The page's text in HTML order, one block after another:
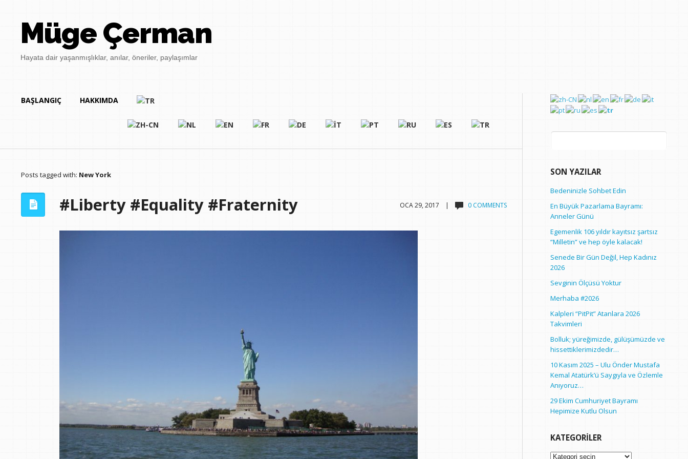
Müge Çerman
Hayata dair yaşanmışlıklar, anılar, öneriler, paylaşımlar
BAŞLANGIÇ HAKKIMDA
Posts tagged with: New York
OCA 29, 2017 | 0 COMMENTS
#Liberty #Equality #Fraternity
Arama:
SON YAZILAR
Bedeninizle Sohbet Edin
En Büyük Pazarlama Bayramı:
Anneler Günü
Egemenlik 106 yıldır kayıtsız şartsız
“Milletin” ve hep öyle kalacak!
Senede Bir Gün Değil, Hep Kadınız
2026
Sevginin Ölçüsü Yoktur
Merhaba #2026
Kalpleri “PitPit” Atanlara 2026
Takvimleri
Bolluk; yüreğimizde, gülüşümüzde ve
hissettiklerimizdedir…
10 Kasım 2025 – Ulu Önder Mustafa
Kemal Atatürk’ü Saygıyla ve Özlemle
Anıyoruz…
29 Ekim Cumhuriyet Bayramı
Hepimize Kutlu Olsun
KATEGORILER
Kategoriler